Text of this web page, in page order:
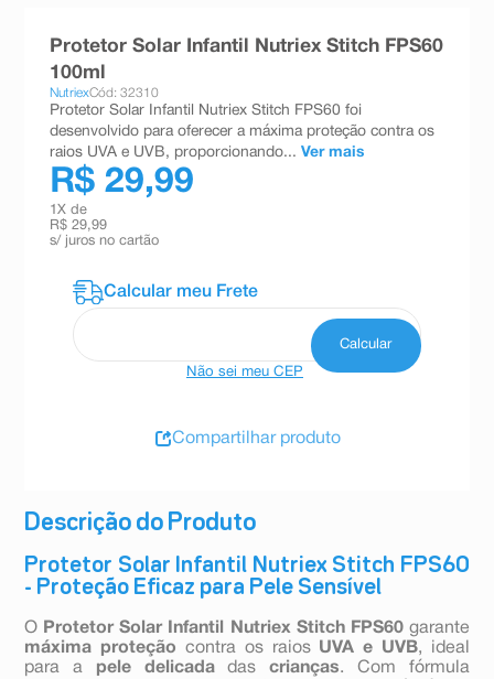
Descrição do Produto
Protetor Solar Infantil Nutriex Stitch FPS60
- Proteção Eficaz para Pele Sensível
O Protetor Solar Infantil Nutriex Stitch FPS60garante
máxima proteção contra os raios UVA e UVB, ideal
para a pele delicadadascrianças. Com fórmula
Protetor Solar Infantil Nutriex Stitch FPS60
100ml
NutriexCód: 32310
Protetor Solar Infantil Nutriex Stitch FPS60 foi
desenvolvido para oferecer a máxima proteção contra os
raios UVA e UVB, proporcionando... Ver mais
R$ 29,99
1 X de
R$ 29,99
s/ juros no cartão
Não sei meu CEP
Compartilhar produto
absorvente
10ºshampoo